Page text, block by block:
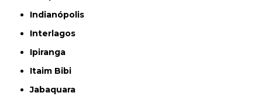
Indianópolis
Interlagos
Ipiranga
Itaim Bibi
Jabaquara